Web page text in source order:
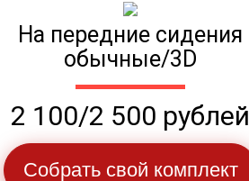
На передние сидения
обычные/3D
2 100/2 500 рублей
Собрать свой комплект